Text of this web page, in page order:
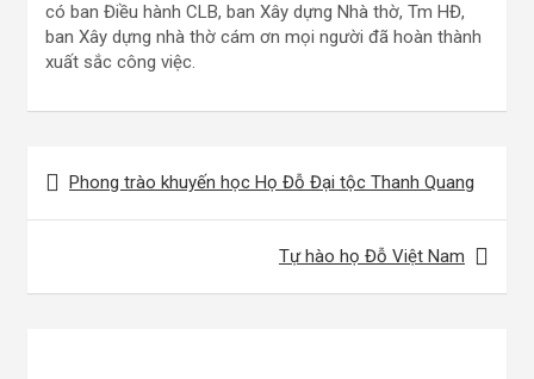
có ban Điều hành CLB, ban Xây dựng Nhà thờ, Tm HĐ,
ban Xây dựng nhà thờ cám ơn mọi người đã hoàn thành
xuất sắc công việc.
hướng
Phong trào khuyến học Họ Đỗ Đại tộc Thanh Quang
Tự hào họ Đỗ Việt Nam